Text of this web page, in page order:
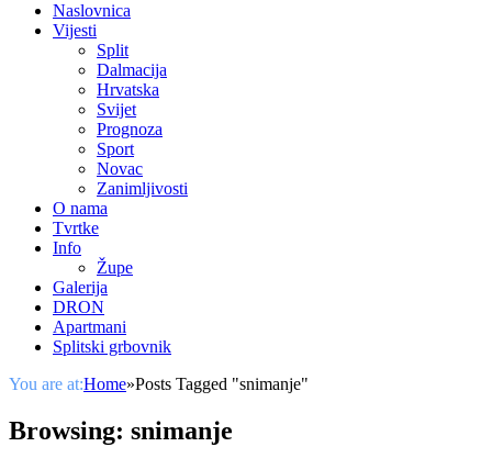
Naslovnica
Vijesti
Split
Dalmacija
Hrvatska
Svijet
Prognoza
Sport
Novac
Zanimljivosti
O nama
Tvrtke
Info
Župe
Galerija
DRON
Apartmani
Splitski grbovnik
You are at:Home»Posts Tagged "snimanje"
Browsing: snimanje